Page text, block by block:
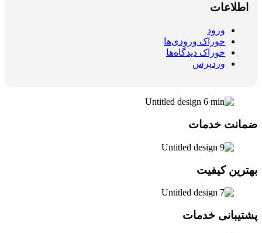
اطلاعات
ورود
خوراک ورودی‌ها
خوراک دیدگاه‌ها
وردپرس
ضمانت خدمات
بهترین کیفیت
پشتیبانی خدمات